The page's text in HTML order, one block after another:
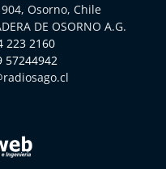
Osorno, Chile
DE OSORNO A.G.
223 2160
57244942